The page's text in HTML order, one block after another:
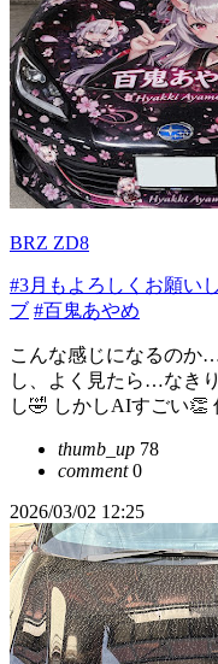
BRZ ZD8
#3月もよろしくお願い
ブ #百鬼あやめ
こんな感じになるのか
し、よく見たら…なき
し🤣 しかしAIすごい👏
thumb_up 78
comment0
2026/03/02 12:25